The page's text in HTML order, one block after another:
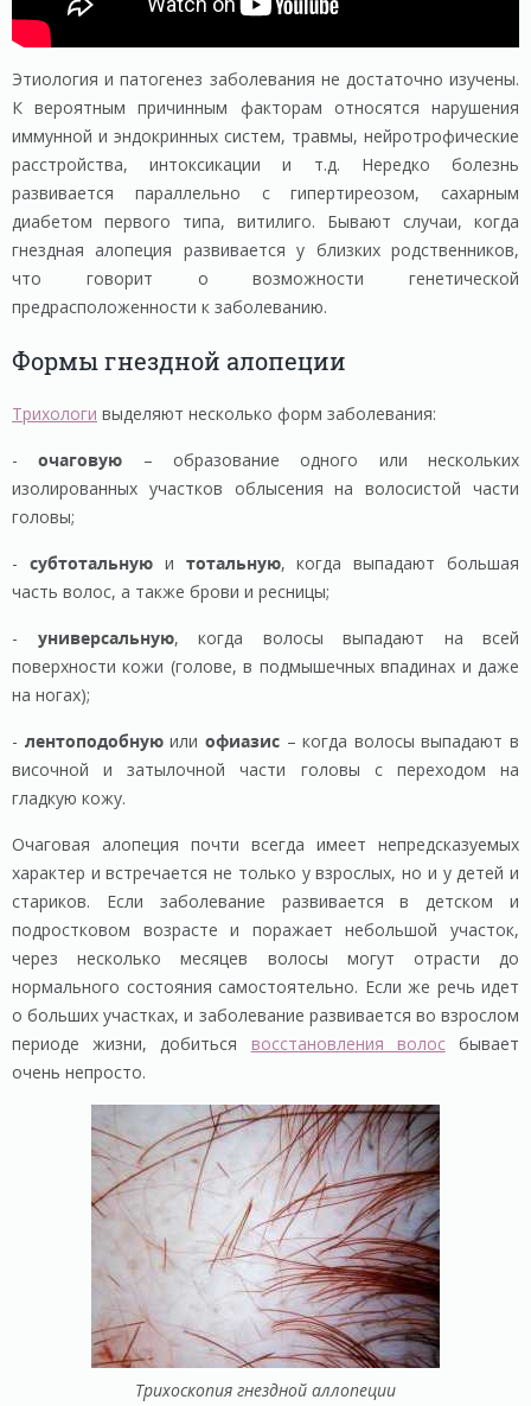
Этиология и патогенез заболевания не достаточно изучены.
К вероятным причинным факторам относятся нарушения
иммунной и эндокринных систем, травмы, нейротрофические
расстройства, интоксикации и т.д. Нередко болезнь
развивается параллельно с гипертиреозом, сахарным
диабетом первого типа, витилиго. Бывают случаи, когда
гнездная алопеция развивается у близких родственников,
что говорит о возможности генетической
предрасположенности к заболеванию.
Формы гнездной алопеции
Трихологи выделяют несколько форм заболевания:
-очаговую – образование одного или нескольких
изолированных участков облысения на волосистой части
головы;
- субтотальнуюи тотальную, когда выпадают большая
часть волос, а также брови и ресницы;
- универсальную, когда волосы выпадают на всей
поверхности кожи (голове, в подмышечных впадинах и даже
на ногах);
- лентоподобнуюили офиазис– когда волосы выпадают в
височной и затылочной части головы с переходом на
гладкую кожу.
Очаговая алопеция почти всегда имеет непредсказуемых
характер и встречается не только у взрослых, но и у детей и
стариков. Если заболевание развивается в детском и
подростковом возрасте и поражает небольшой участок,
через несколько месяцев волосы могут отрасти до
нормального состояния самостоятельно. Если же речь идет
о больших участках, и заболевание развивается во взрослом
периоде жизни, добиться восстановления волосбывает
очень непросто.
Трихоскопия гнездной аллопеции